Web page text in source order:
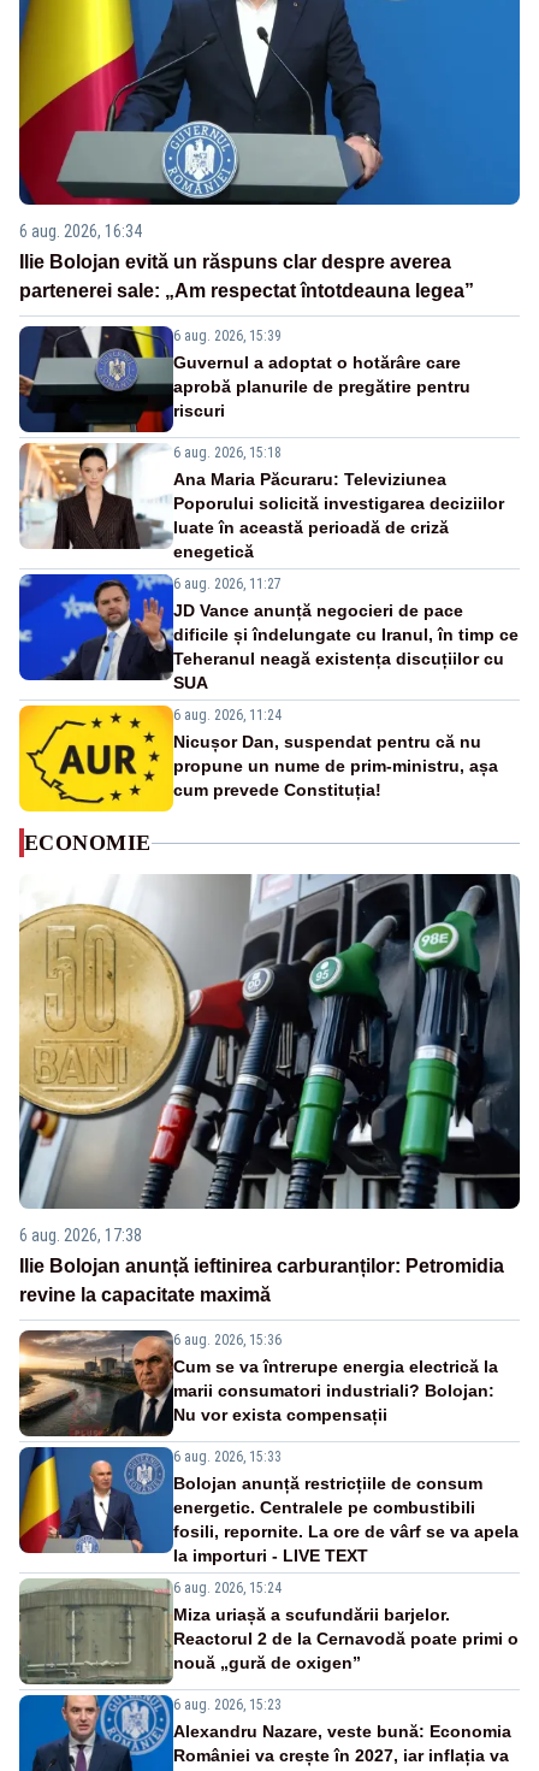
6 aug. 2026, 16:34
Ilie Bolojan evită un răspuns clar despre averea
partenerei sale: „Am respectat întotdeauna legea”
6 aug. 2026, 15:39
Guvernul a adoptat o hotărâre care
aprobă planurile de pregătire pentru
riscuri
6 aug. 2026, 15:18
Ana Maria Păcuraru: Televiziunea
Poporului solicită investigarea deciziilor
luate în această perioadă de criză
enegetică
6 aug. 2026, 11:27
JD Vance anunță negocieri de pace
dificile și îndelungate cu Iranul, în timp ce
Teheranul neagă existența discuțiilor cu
SUA
6 aug. 2026, 11:24
Nicușor Dan, suspendat pentru că nu
propune un nume de prim-ministru, așa
cum prevede Constituția!
ECONOMIE
6 aug. 2026, 17:38
Ilie Bolojan anunță ieftinirea carburanților: Petromidia
revine la capacitate maximă
6 aug. 2026, 15:36
Cum se va întrerupe energia electrică la
marii consumatori industriali? Bolojan:
Nu vor exista compensații
6 aug. 2026, 15:33
Bolojan anunță restricțiile de consum
energetic. Centralele pe combustibili
fosili, repornite. La ore de vârf se va apela
la importuri - LIVE TEXT
6 aug. 2026, 15:24
Miza uriașă a scufundării barjelor.
Reactorul 2 de la Cernavodă poate primi o
nouă „gură de oxigen”
6 aug. 2026, 15:23
Alexandru Nazare, veste bună: Economia
României va crește în 2027, iar inflația va